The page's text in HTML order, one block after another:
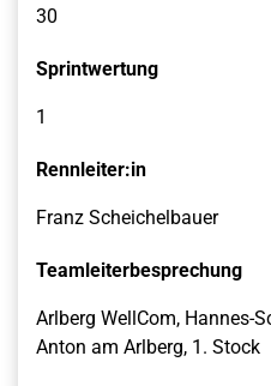
30
Sprintwertung
1
Rennleiter:in
Franz Scheichelbauer
Teamleiterbesprechung
Arlberg WellCom, Hannes-
Anton am Arlberg, 1. Stock